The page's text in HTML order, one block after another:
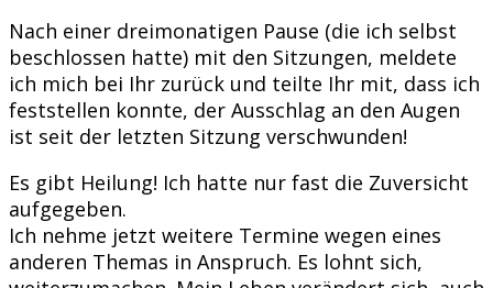
Nach einer dreimonatigen Pause (die ich selbst
beschlossen hatte) mit den Sitzungen, meldete
ich mich bei Ihr zurück und teilte Ihr mit, dass ich
feststellen konnte, der Ausschlag an den Augen
ist seit der letzten Sitzung verschwunden!
Es gibt Heilung! Ich hatte nur fast die Zuversicht
aufgegeben.
Ich nehme jetzt weitere Termine wegen eines
anderen Themas in Anspruch. Es lohnt sich,